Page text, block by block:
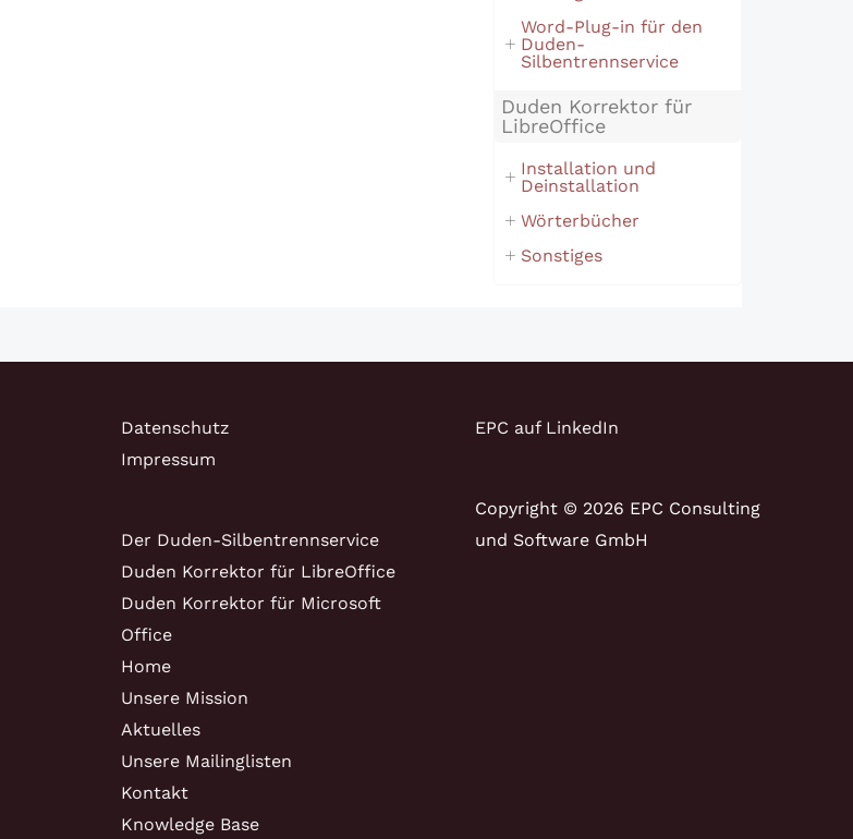
Word-Plug-in für den
Duden-
Silbentrennservice
Duden Korrektor für
LibreOffice
Installation und
Deinstallation
Wörterbücher
Sonstiges
Datenschutz
Impressum
Der Duden-Silbentrennservice
Duden Korrektor für LibreOffice
Duden Korrektor für Microsoft
Office
Home
Unsere Mission
Aktuelles
Unsere Mailinglisten
Kontakt
Knowledge Base
EPC auf LinkedIn
Copyright © 2026 EPC Consulting
und Software GmbH